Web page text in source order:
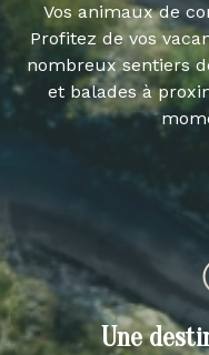
Vos animaux de
Profitez de vos
nombreux sentiers
et balades à
Une